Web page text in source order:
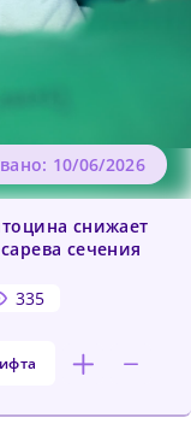
снижает
сечения
335
10/06/2026